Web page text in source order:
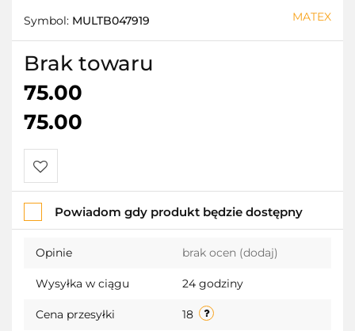
Symbol: MULTB047919 MATEX
Brak towaru
75.00
75.00
Do
przechowalni
Powiadom gdy produkt będzie dostępny
Opinie brak ocen (dodaj)
Wysyłka w ciągu 24 godziny
Cena przesyłki 18